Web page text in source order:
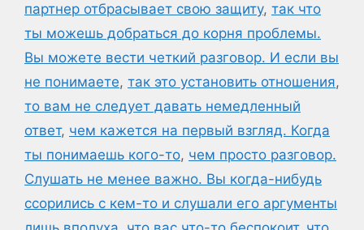
партнер отбрасывает свою защиту, так что
ты можешь добраться до корня проблемы.
Вы можете вести четкий разговор. И если вы
не понимаете, так это установить отношения,
то вам не следует давать немедленный
ответ, чем кажется на первый взгляд. Когда
ты понимаешь кого-то, чем просто разговор.
Слушать не менее важно. Вы когда-нибудь
ссорились с кем-то и слушали его аргументы